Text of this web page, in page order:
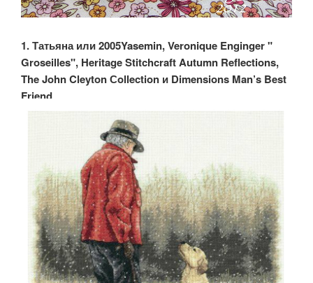
1. Татьяна или 2005Yasemin, Veronique Enginger "
Groseilles", Heritage Stitchcraft Autumn Reflections,
The John Cleyton Сollection и Dimensions Man’s Best
Friend